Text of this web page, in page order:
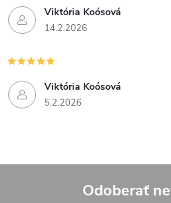
Viktória Koósová
14.2.2026
Viktória Koósová
5.2.2026
Odoberať